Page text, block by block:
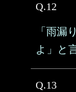
Q.12
「雨漏
よ」と
Q.13